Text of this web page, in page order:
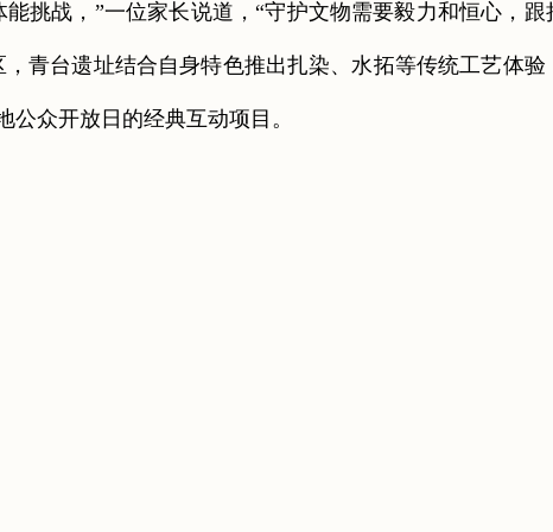
战，”一位家长说道，“守护文物需要毅力和恒心，跟
青台遗址结合自身特色推出扎染、水拓等传统工艺体验
众开放日的经典互动项目。